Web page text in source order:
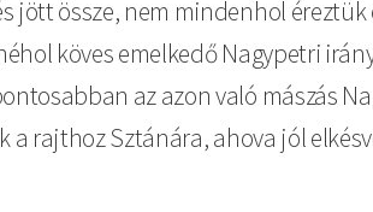
jött össze, nem mindenhol
köves emelkedő Nagypetri
az azon való mászás
rajthoz Sztánára, ahova jól